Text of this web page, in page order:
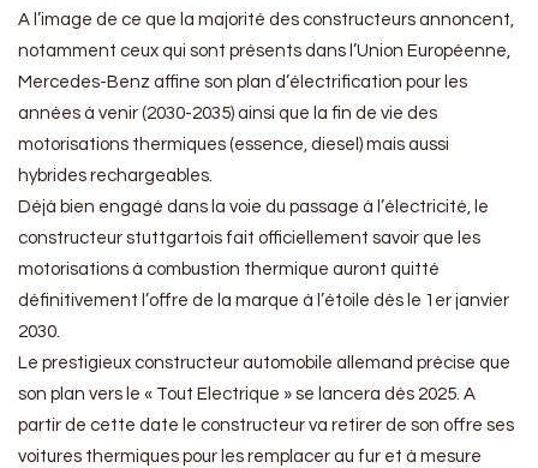
A l’image de ce que la majorité des constructeurs annoncent,
notamment ceux qui sont présents dans l’Union Européenne,
Mercedes-Benz affine son plan d’électrification pour les
années à venir (2030-2035) ainsi que la fin de vie des
motorisations thermiques (essence, diesel) mais aussi
hybrides rechargeables.
Déjà bien engagé dans la voie du passage à l’électricité, le
constructeur stuttgartois fait officiellement savoir que les
motorisations à combustion thermique auront quitté
définitivement l’offre de la marque à l’étoile dès le 1er janvier
2030.
Le prestigieux constructeur automobile allemand précise que
son plan vers le « Tout Electrique » se lancera dès 2025. A
partir de cette date le constructeur va retirer de son offre ses
voitures thermiques pour les remplacer au fur et à mesure